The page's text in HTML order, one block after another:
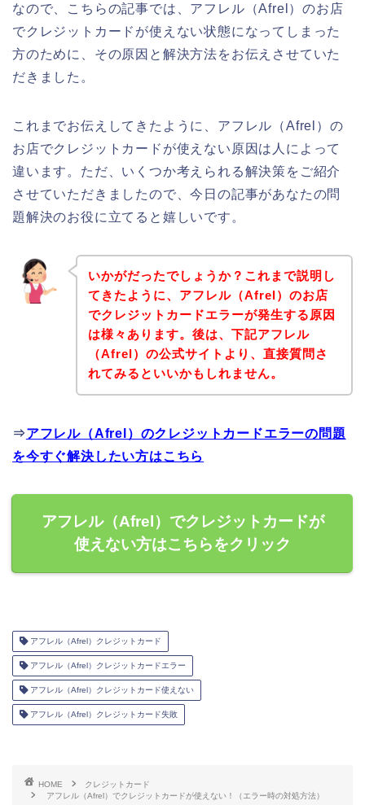
なので、こちらの記事では、アフレル（Afrel）のお店
でクレジットカードが使えない状態になってしまった
方のために、その原因と解決方法をお伝えさせていた
だきました。
これまでお伝えしてきたように、アフレル（Afrel）の
お店でクレジットカードが使えない原因は人によって
違います。ただ、いくつか考えられる解決策をご紹介
させていただきましたので、今日の記事があなたの問
題解決のお役に立てると嬉しいです。
いかがだったでしょうか？これまで説明し
てきたように、アフレル（Afrel）のお店
でクレジットカードエラーが発生する原因
は様々あります。後は、下記アフレル
（Afrel）の公式サイトより、直接質問さ
れてみるといいかもしれません。
⇒アフレル（Afrel）のクレジットカードエラーの問題
を今すぐ解決したい方はこちら
アフレル（Afrel）でクレジットカードが
使えない方はこちらをクリック
アフレル（Afrel）クレジットカード
アフレル（Afrel）クレジットカードエラー
アフレル（Afrel）クレジットカード使えない
アフレル（Afrel）クレジットカード失敗
HOME
クレジットカード
アフレル（Afrel）でクレジットカードが使えない！（エラー時の対処方法）